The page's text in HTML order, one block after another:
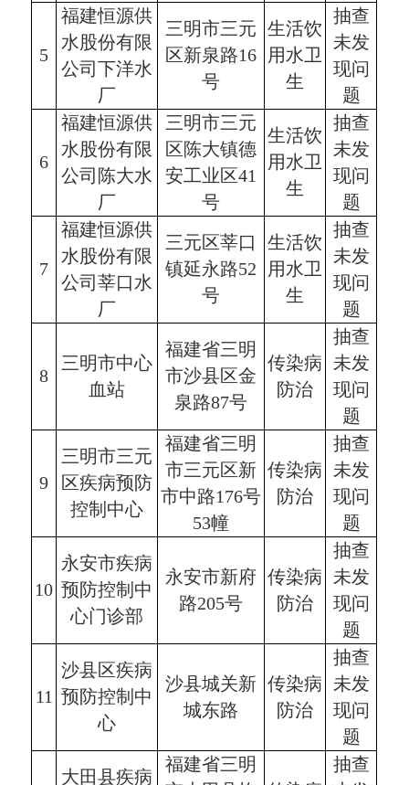
5
福建恒源供
水股份有限
公司下洋水
厂
三明市三元
区新泉路16
号
生活饮
用水卫
生
抽查
未发
现问
题
6
福建恒源供
水股份有限
公司陈大水
厂
三明市三元
区陈大镇德
安工业区41
号
生活饮
用水卫
生
抽查
未发
现问
题
7
福建恒源供
水股份有限
公司莘口水
厂
三元区莘口
镇延永路52
号
生活饮
用水卫
生
抽查
未发
现问
题
8
三明市中心
血站
福建省三明
市沙县区金
泉路87号
传染病
防治
抽查
未发
现问
题
9
三明市三元
区疾病预防
控制中心
福建省三明
市三元区新
市中路176号
53幢
传染病
防治
抽查
未发
现问
题
10
永安市疾病
预防控制中
心门诊部
永安市新府
路205号
传染病
防治
抽查
未发
现问
题
11
沙县区疾病
预防控制中
心
沙县城关新
城东路
传染病
防治
抽查
未发
现问
题
大田县疾病
福建省三明
抽查